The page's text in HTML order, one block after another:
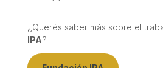
¿Querés saber más sobre el
IPA?